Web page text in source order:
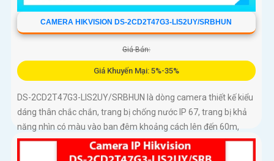
CAMERA HIKVISION DS-2CD2T47G3-LIS2UY/SRBHUN
Giá Bán:
Giá Khuyến Mại: 5%-35%
DS-2CD2T47G3-LIS2UY/SRBHUN là dòng camera thiết kế kiểu
dáng thân chắc chắn, trang bị chống nước IP 67, trang bị khả
năng nhìn có màu vào ban đêm khoảng cách lên đến 60m,
phát hiện chuyển động và phân biệt được người và phương
tiện, ống kính 4